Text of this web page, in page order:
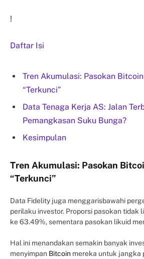
!
Daftar Isi
Tren Akumulasi: Pasokan
“Terkunci”
Data Tenaga Kerja AS: Jalan
Pemangkasan Suku Bunga?
Kesimpulan
Tren Akumulasi: Pasokan
“Terkunci”
Data Fidelity juga menggarisbawahi
perilaku investor. Proporsi pasokan tidak
ke 63.49%, sementara pasokan likuid
Hal ini menandakan semakin banyak
menyimpan Bitcoin mereka untuk jangka